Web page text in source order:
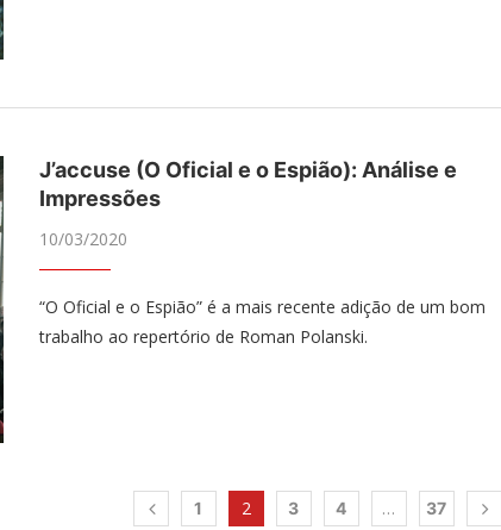
J’accuse (O Oficial e o Espião): Análise e
Impressões
10/03/2020
“O Oficial e o Espião” é a mais recente adição de um bom
trabalho ao repertório de Roman Polanski.
1 2 3 4 … 37